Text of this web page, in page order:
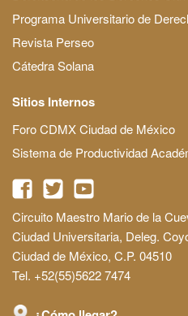
Programa Universitario de
Revista Perseo
Cátedra Solana
Sitios Internos
Foro CDMX Ciudad de México
Sistema de Productividad
Circuito Maestro Mario de la
Ciudad Universitaria, Deleg.
Ciudad de México, C.P. 04510
Tel. +52(55)5622 7474